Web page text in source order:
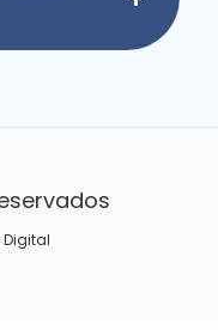
Digital